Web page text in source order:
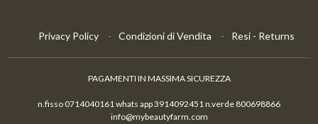
Privacy Policy Condizioni di Vendita Resi - Returns
PAGAMENTI IN MASSIMA SICUREZZA
n.fisso 0714040161 whats app 3914092451 n.verde 800698866
info@mybeautyfarm.com